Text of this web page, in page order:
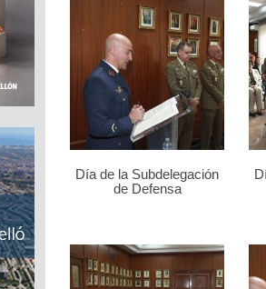
Día de la Subdelegación
de Defensa